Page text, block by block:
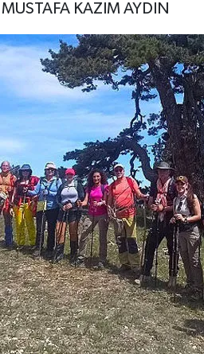
KAZIM AYDIN